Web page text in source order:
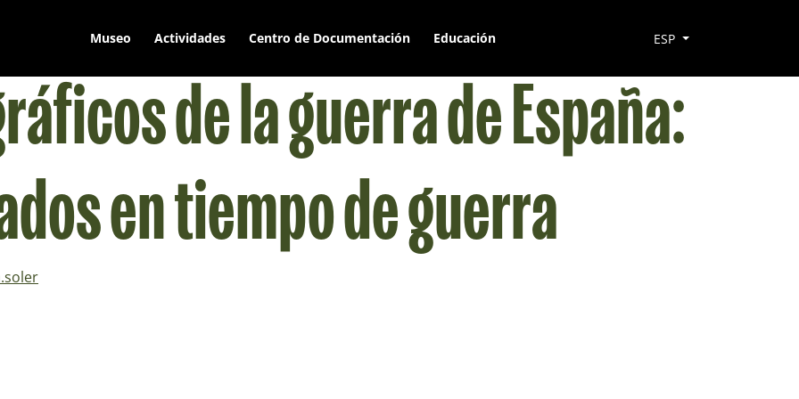
Museo Actividades Centro de Documentación Educación ESP
de la guerra de España:
en tiempo de guerra